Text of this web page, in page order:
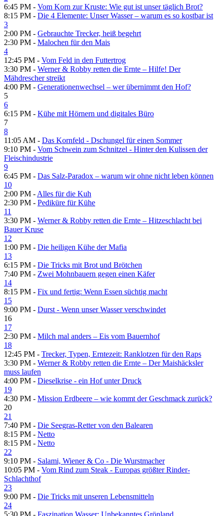
6:45 PM - Vom Korn zur Kruste: Wie gut ist unser täglich Brot?
8:15 PM - Die 4 Elemente: Unser Wasser – warum es so kostbar ist
3
2:00 PM - Gebrauchte Trecker, heiß begehrt
2:30 PM - Malochen für den Mais
4
12:45 PM - Vom Feld in den Futtertrog
3:30 PM - Werner & Robby retten die Ernte – Hilfe! Der
Mähdrescher streikt
4:00 PM - Generationenwechsel – wer übernimmt den Hof?
5
6
6:15 PM - Kühe mit Hörnern und digitales Büro
7
8
11:05 AM - Das Kornfeld - Dschungel für einen Sommer
9:10 PM - Vom Schwein zum Schnitzel - Hinter den Kulissen der
Fleischindustrie
9
6:45 PM - Das Salz-Paradox – warum wir ohne nicht leben können
10
2:00 PM - Alles für die Kuh
2:30 PM - Pediküre für Kühe
11
3:30 PM - Werner & Robby retten die Ernte – Hitzeschlacht bei
Bauer Kruse
12
1:00 PM - Die heiligen Kühe der Mafia
13
6:15 PM - Die Tricks mit Brot und Brötchen
7:40 PM - Zwei Mohnbauern gegen einen Käfer
14
8:15 PM - Fix und fertig: Wenn Essen süchtig macht
15
9:00 PM - Durst - Wenn unser Wasser verschwindet
16
17
2:30 PM - Milch mal anders – Eis vom Bauernhof
18
12:45 PM - Trecker, Typen, Erntezeit: Ranklotzen für den Raps
3:30 PM - Werner & Robby retten die Ernte – Der Maishäcksler
muss laufen
4:00 PM - Dieselkrise - ein Hof unter Druck
19
4:30 PM - Mission Erdbeere – wie kommt der Geschmack zurück?
20
21
7:40 PM - Die Seegras-Retter von den Balearen
8:15 PM - Netto
8:15 PM - Netto
22
9:10 PM - Salami, Wiener & Co - Die Wurstmacher
10:05 PM - Vom Rind zum Steak - Europas größter Rinder-
Schlachthof
23
9:00 PM - Die Tricks mit unseren Lebensmitteln
24
5:30 PM - Faszination Wasser: Unbekanntes Grönland